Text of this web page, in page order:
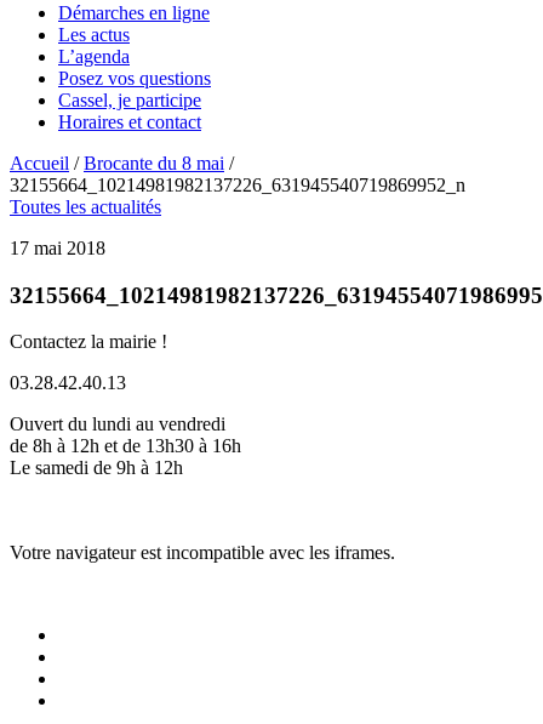
Démarches en ligne
Les actus
L’agenda
Posez vos questions
Cassel, je participe
Horaires et contact
Accueil /Brocante du 8 mai /
32155664_10214981982137226_631945540719869952_n
Toutes les actualités
17 mai 2018
Contactez la mairie !
03.28.42.40.13
Ouvert du lundi au vendredi
de 8h à 12h et de 13h30 à 16h
Le samedi de 9h à 12h
Votre navigateur est incompatible avec les iframes.